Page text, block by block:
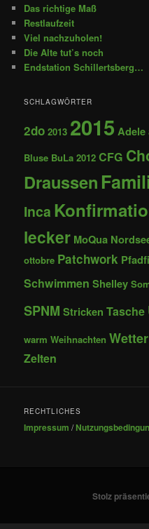
Das richtige Maß
Restlaufzeit
Viel nachzuholen!
Die Alte tut’s noch
Endstation Schillertsberg…
SCHLAGWÖRTER
2do 2013 2015 Adele
Bluse BuLa 2012 CFG
Draussen
Inca
lecker MoQua
ottobre Patchwork
Schwimmen Shelley
SPNM Stricken Tasche
warm Weihnachten Wetter
Zelten
RECHTLICHES
Impressum /
Stolz